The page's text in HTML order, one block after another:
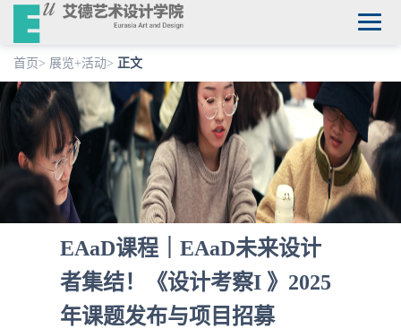
首页> 展览+活动> 正文
EAaD课程｜EAaD未来设计
者集结！《设计考察I 》2025
年课题发布与项目招募